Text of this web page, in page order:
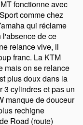
fonctionne avec
comme chez
qui réclame
l'absence de ce
relance vive, il
franc. La KTM
mais on se relance
plus doux dans la
3 cylindres et pas un
manque de douceur
rechigne
Road (route)